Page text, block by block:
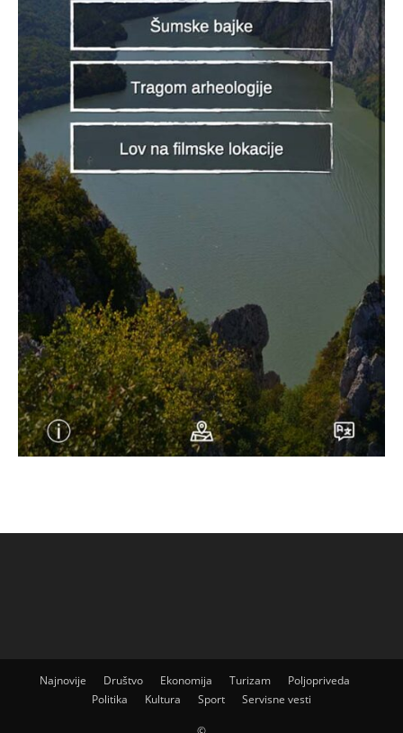
Najnovije Društvo Ekonomija Turizam
Poljopriveda
Politika
Kultura Sport Servisne vesti